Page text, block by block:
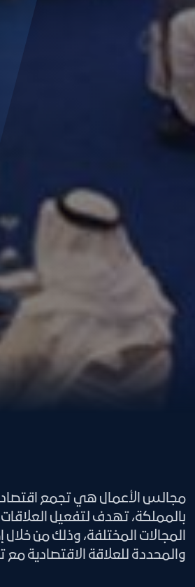
مجالس الأعمال هي تجمع
بالمملكة، تهدف لتفعيل
المجالات المختلفة، وذلك من
والمحددة للعلاقة الاقتصادية مع